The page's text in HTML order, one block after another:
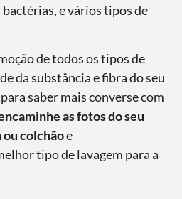
bactérias, e vários tipos de
de todos os tipos de
da substância e fibra do seu
saber mais converse com
as fotos do seu
colchãoe
tipo de lavagem para a